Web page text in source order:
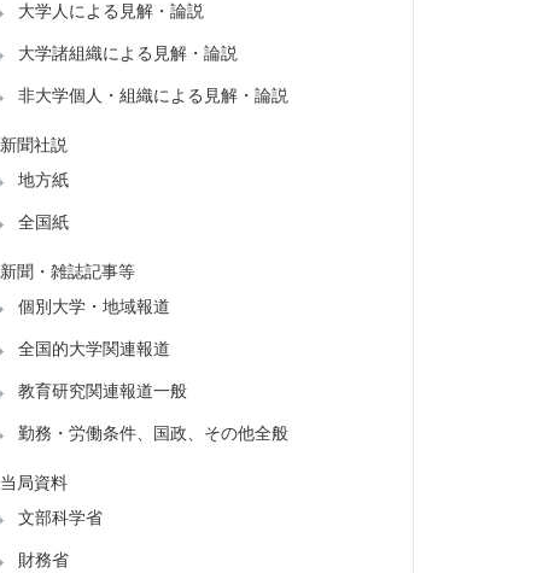
大学人による見解・論説
大学諸組織による見解・論説
非大学個人・組織による見解・論説
新聞社説
地方紙
全国紙
新聞・雑誌記事等
個別大学・地域報道
全国的大学関連報道
教育研究関連報道一般
勤務・労働条件、国政、その他全般
当局資料
文部科学省
財務省